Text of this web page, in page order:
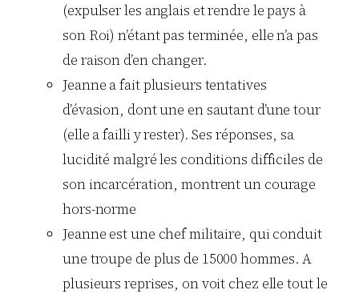
(expulser les anglais et rendre le pays à
son Roi) n’étant pas terminée, elle n’a pas
de raison d’en changer.
Jeanne a fait plusieurs tentatives
d’évasion, dont une en sautant d’une tour
(elle a failli y rester). Ses réponses, sa
lucidité malgré les conditions difficiles de
son incarcération, montrent un courage
hors-norme
Jeanne est une chef militaire, qui conduit
une troupe de plus de 15000 hommes. A
plusieurs reprises, on voit chez elle tout le